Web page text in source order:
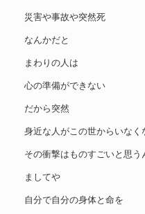
災害や事故や突然死
なんかだと
まわりの人は
心の準備ができない
だから突然
身近な人がこの世からいなく
その衝撃はものすごいと思う
ましてや
自分で自分の身体と命を